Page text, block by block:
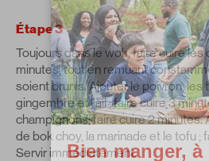
Étape 3
Toujours dans le wok, faire cuire les
minutes, tout en remuant
soient brunis. Ajouter le poivron, les
gingembre et l'ail ; faire cuire 3
champignons; faire cuire 2
de bok choy, la marinade et le tofu ;
Servir immédiatement.